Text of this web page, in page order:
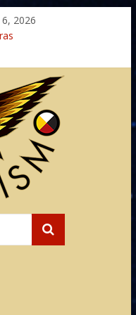
2026
do Espírito Ancestral
– Crescimento